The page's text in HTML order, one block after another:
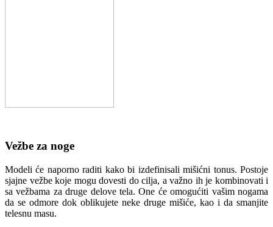
Vežbe za noge
Modeli će naporno raditi kako bi izdefinisali mišićni tonus. Postoje
sjajne vežbe koje mogu dovesti do cilja, a važno ih je kombinovati i
sa vežbama za druge delove tela. One će omogućiti vašim nogama
da se odmore dok oblikujete neke druge mišiće, kao i da smanjite
telesnu masu.